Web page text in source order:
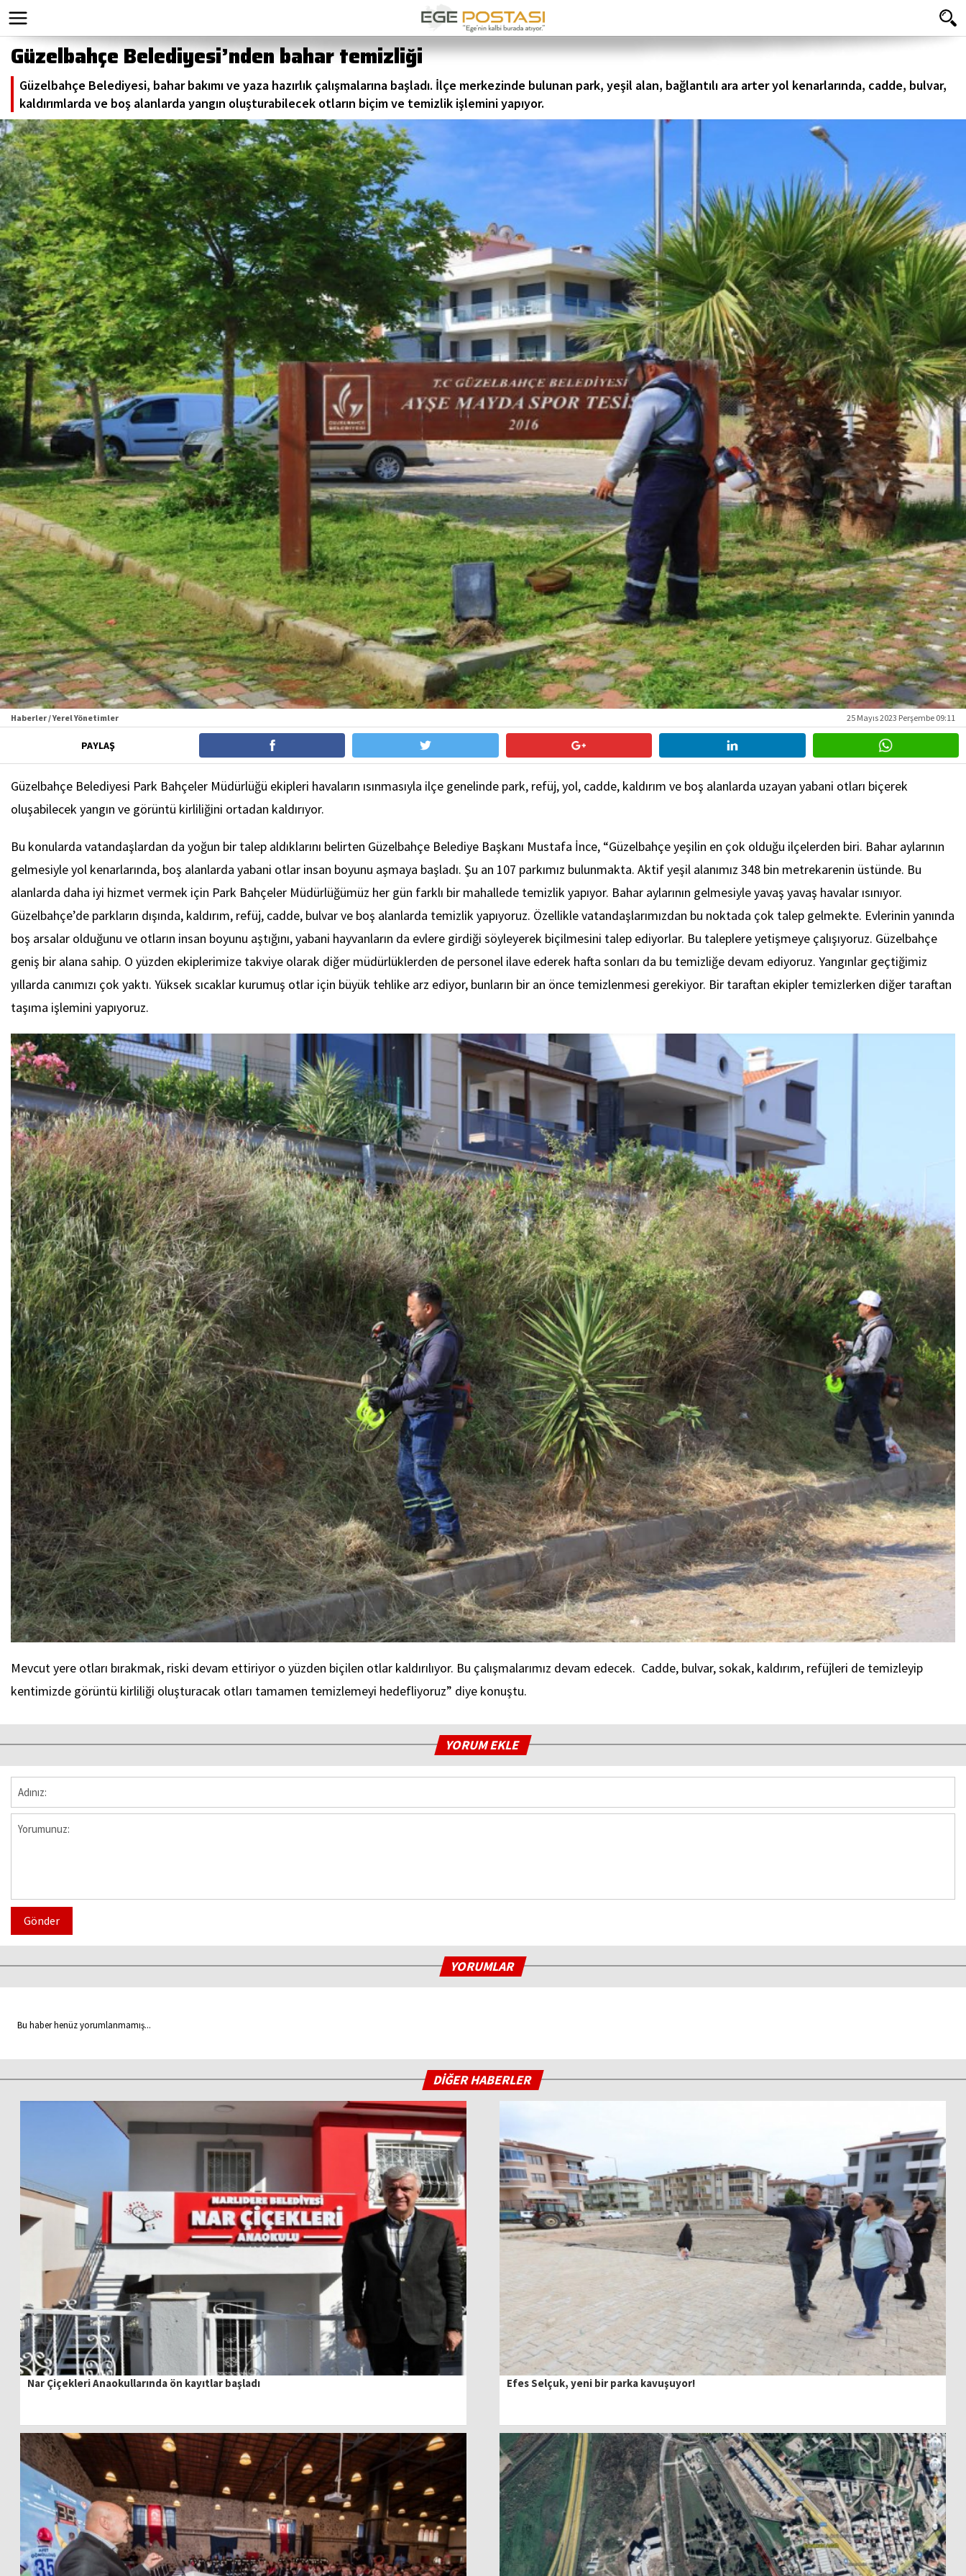
Güzelbahçe Belediyesi’nden bahar temizliği
Güzelbahçe Belediyesi, bahar bakımı ve yaza hazırlık çalışmalarına başladı. İlçe merkezinde bulunan park, yeşil alan, bağlantılı ara arter yol kenarlarında, cadde, bulvar,
kaldırımlarda ve boş alanlarda yangın oluşturabilecek otların biçim ve temizlik işlemini yapıyor.
Haberler / Yerel Yönetimler 25 Mayıs 2023 Perşembe 09:11
PAYLAŞ
Güzelbahçe Belediyesi Park Bahçeler Müdürlüğü ekipleri havaların ısınmasıyla ilçe genelinde park, refüj, yol, cadde, kaldırım ve boş alanlarda uzayan yabani otları biçerek
oluşabilecek yangın ve görüntü kirliliğini ortadan kaldırıyor.
Bu konularda vatandaşlardan da yoğun bir talep aldıklarını belirten Güzelbahçe Belediye Başkanı Mustafa İnce, “Güzelbahçe yeşilin en çok olduğu ilçelerden biri. Bahar aylarının
gelmesiyle yol kenarlarında, boş alanlarda yabani otlar insan boyunu aşmaya başladı. Şu an 107 parkımız bulunmakta. Aktif yeşil alanımız 348 bin metrekarenin üstünde. Bu
alanlarda daha iyi hizmet vermek için Park Bahçeler Müdürlüğümüz her gün farklı bir mahallede temizlik yapıyor. Bahar aylarının gelmesiyle yavaş yavaş havalar ısınıyor.
Güzelbahçe’de parkların dışında, kaldırım, refüj, cadde, bulvar ve boş alanlarda temizlik yapıyoruz. Özellikle vatandaşlarımızdan bu noktada çok talep gelmekte. Evlerinin yanında
boş arsalar olduğunu ve otların insan boyunu aştığını, yabani hayvanların da evlere girdiği söyleyerek biçilmesini talep ediyorlar. Bu taleplere yetişmeye çalışıyoruz. Güzelbahçe
geniş bir alana sahip. O yüzden ekiplerimize takviye olarak diğer müdürlüklerden de personel ilave ederek hafta sonları da bu temizliğe devam ediyoruz. Yangınlar geçtiğimiz
yıllarda canımızı çok yaktı. Yüksek sıcaklar kurumuş otlar için büyük tehlike arz ediyor, bunların bir an önce temizlenmesi gerekiyor. Bir taraftan ekipler temizlerken diğer taraftan
taşıma işlemini yapıyoruz.
Mevcut yere otları bırakmak, riski devam ettiriyor o yüzden biçilen otlar kaldırılıyor. Bu çalışmalarımız devam edecek. Cadde, bulvar, sokak, kaldırım, refüjleri de temizleyip
kentimizde görüntü kirliliği oluşturacak otları tamamen temizlemeyi hedefliyoruz” diye konuştu.
YORUM EKLE
Gönder
YORUMLAR
Bu haber henüz yorumlanmamış...
DİĞER HABERLER
Nar Çiçekleri Anaokullarında ön kayıtlar başladı Efes Selçuk, yeni bir parka kavuşuyor!